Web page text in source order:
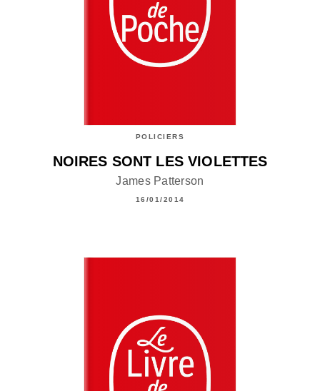
POLICIERS
NOIRES SONT LES VIOLETTES
James Patterson
16/01/2014